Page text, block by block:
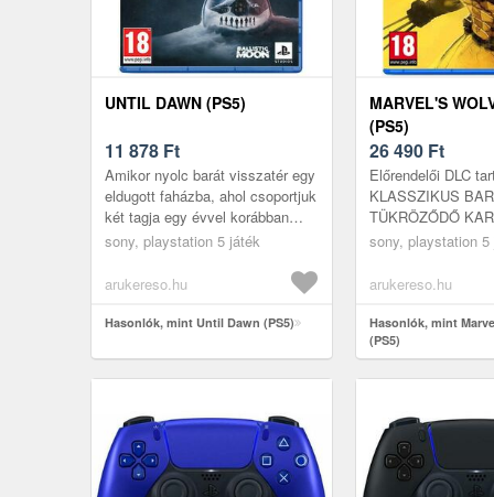
UNTIL DAWN (PS5)
11 878 Ft
Amikor nyolc barát visszatér egy
eldugott faházba, ahol csoportjuk
két tagja egy évvel korábban
eltűnt, a félelem jeges markába
sony, playstation 5 játék
arukereso.hu
Hasonlók, mint Until Dawn (PS5)
MARVEL'S
(PS5)
26 490 Ft
Előrendelői DLC
KLASSZIKUS
TÜKRÖZŐDŐ
PLAYSTATION®
Wolverine
sony, playstation 5
arukereso.hu
Hasonlók, mint
(PS5)